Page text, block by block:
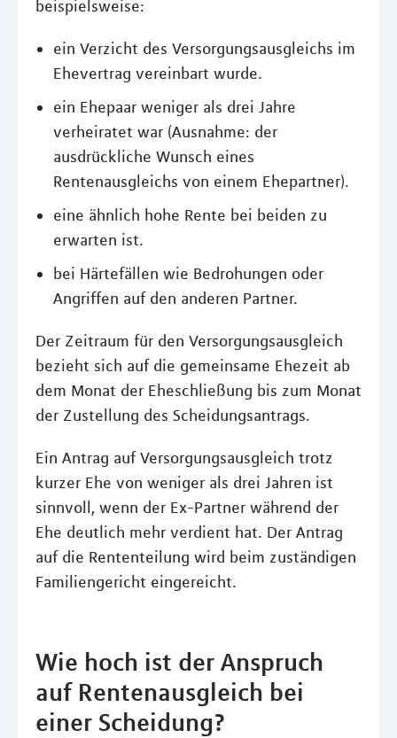
beispielsweise:
ein Verzicht des Versorgungsausgleichs im
Ehevertrag vereinbart wurde.
ein Ehepaar weniger als drei Jahre
verheiratet war (Ausnahme: der
ausdrückliche Wunsch eines
Rentenausgleichs von einem Ehepartner).
eine ähnlich hohe Rente bei beiden zu
erwarten ist.
bei Härtefällen wie Bedrohungen oder
Angriffen auf den anderen Partner.
Der Zeitraum für den Versorgungsausgleich
bezieht sich auf die gemeinsame Ehezeit ab
dem Monat der Eheschließung bis zum Monat
der Zustellung des Scheidungsantrags.
Ein Antrag auf Versorgungsausgleich trotz
kurzer Ehe von weniger als drei Jahren ist
sinnvoll, wenn der Ex-Partner während der
Ehe deutlich mehr verdient hat. Der Antrag
auf die Rententeilung wird beim zuständigen
Familiengericht eingereicht.
Wie hoch ist der Anspruch
auf Rentenausgleich bei
einer Scheidung?